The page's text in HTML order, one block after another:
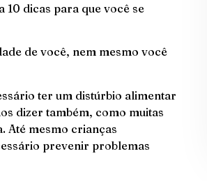
dicas para que você se
de você, nem mesmo você
ter um distúrbio alimentar
dizer também, como muitas
Até mesmo crianças
prevenir problemas